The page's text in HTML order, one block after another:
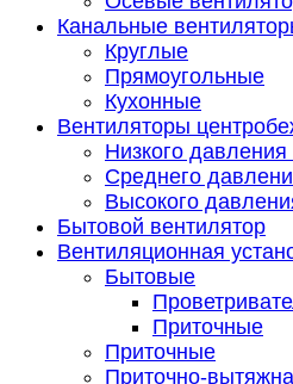
Канальные
Круглые
Прямоугольные
Кухонные
Вентиляторы
Низкого давления
Среднего
Высокого
Бытовой вентилятор
Вентиляционная
Бытовые
Приточные
Приточные
Приточно-